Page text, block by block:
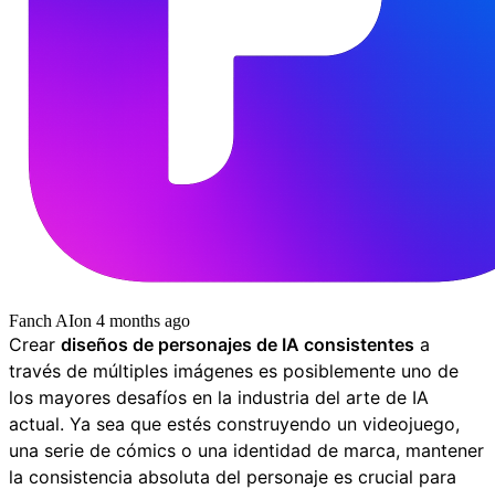
Fanch AIon 4 months ago
Crear diseños de personajes de IA consistentes a
través de múltiples imágenes es posiblemente uno de
los mayores desafíos en la industria del arte de IA
actual. Ya sea que estés construyendo un videojuego,
una serie de cómics o una identidad de marca, mantener
la consistencia absoluta del personaje es crucial para